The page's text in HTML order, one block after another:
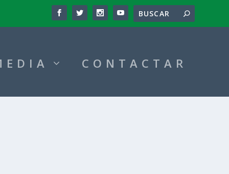
CONTACTAR